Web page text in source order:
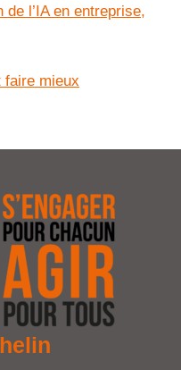
l’IA en entreprise,
faire mieux